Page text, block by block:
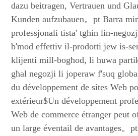
dazu beitragen, Vertrauen und
Kunden aufzubauen。pt Barra
professjonali tista' tgħin lin-
b'mod effettiv il-prodotti jew is-
klijenti mill-bogħod, li huwa
għal negozji li joperaw f'suq
du développement de sites Web
extérieur$Un développement
Web de commerce étranger peut
un large éventail de avantages。